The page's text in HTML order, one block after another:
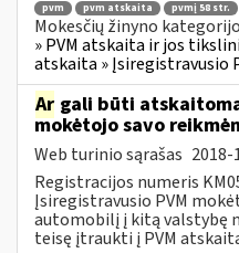
pvm pvm atskaita pvmį 58 str.
Mokesčių žinyno
» PVM atskaita ir jos
atskaita » Įsiregistravusio
Ar gali būti
mokėtojo savo
Web turinio sąrašas 2018-
Registracijos numeris
Įsiregistravusio PVM
automobilį į kitą valstybę
teisę įtraukti į PVM